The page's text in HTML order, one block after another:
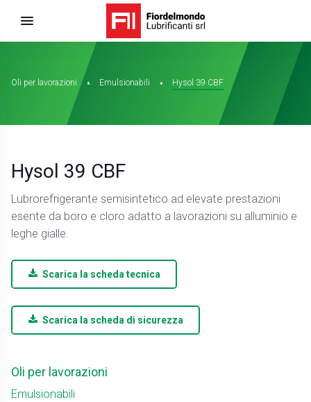
Oli per lavorazioni Emulsionabili Hysol 39 CBF
Oli per lavorazioni
Emulsionabili
Hysol 39 CBF
Lubrorefrigerante semisintetico ad elevate prestazioni
esente da boro e cloro adatto a lavorazioni su alluminio e
leghe gialle.
Scarica la scheda tecnica
Scarica la scheda di sicurezza